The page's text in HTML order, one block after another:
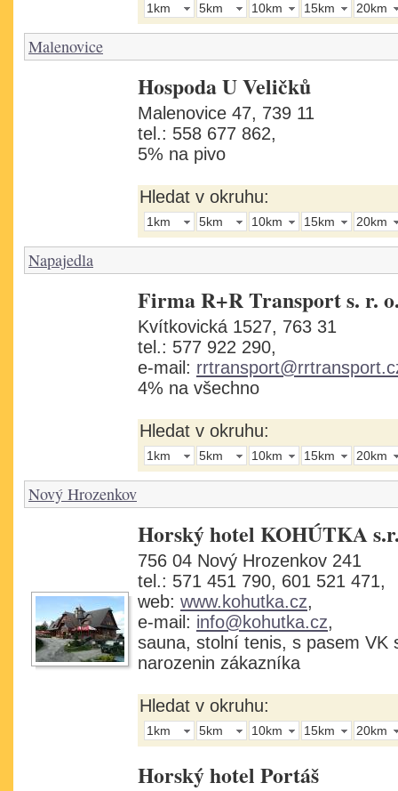
1km 5km 10km 15km 20km
Malenovice
Hospoda U Veličků
Malenovice 47, 739 11
tel.: 558 677 862,
5% na pivo
Hledat v okruhu:
1km 5km 10km 15km 20km
Napajedla
Firma R+R Transport s. r.
Kvítkovická 1527, 763 31
tel.: 577 922 290,
e-mail:
4% na všechno
Hledat v okruhu:
1km 5km 10km 15km 20km
Nový Hrozenkov
Horský hotel KOHÚTKA
756 04 Nový Hrozenkov 241
tel.: 571 451 790, 601 521 471,
web: www.kohutka.cz,
e-mail: info@kohutka.cz,
sauna, stolní tenis, s pasem VK
narozenin zákazníka
Hledat v okruhu:
1km 5km 10km 15km 20km
Horský hotel Portáš